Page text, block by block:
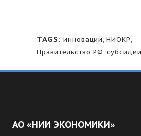
TAGS: инновации, НИОКР,
Правительство РФ, субсидии
АО «НИИ ЭКОНОМИКИ»